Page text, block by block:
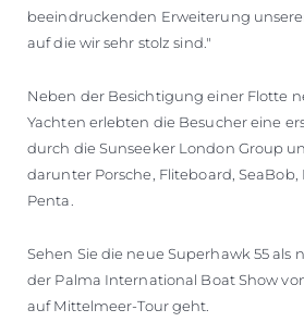
beeindruckenden Erweiterung
auf die wir sehr stolz sind."
Neben der Besichtigung einer Flotte
Yachten erlebten die Besucher eine
durch die Sunseeker London Group
darunter Porsche, Fliteboard, SeaBob,
Penta.
Sehen Sie die neue Superhawk 55 als
der Palma International Boat Show
auf Mittelmeer-Tour geht.